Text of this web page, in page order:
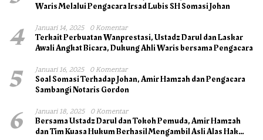
Waris Melalui Pengacara Irsad Lubis SH Somasi Johan
4 Januari 14, 2025 0 Komentar
Terkait Perbuatan Wanprestasi, Ustadz Darul dan Laskar
Awali Angkat Bicara, Dukung Ahli Waris bersama Pengacara
5 Januari 16, 2025 0 Komentar
Soal Somasi Terhadap Johan, Amir Hamzah dan Pengacara
Sambangi Notaris Gordon
6 Januari 18, 2025 0 Komentar
Bersama Ustadz Darul dan Tokoh Pemuda, Amir Hamzah
dan Tim Kuasa Hukum Berhasil Mengambil Asli Alas Hak